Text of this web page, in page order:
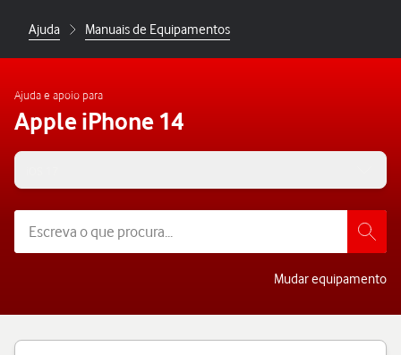
Ajuda Manuais de Equipamentos
Ajuda e apoio para
Apple iPhone 14
Mudar equipamento